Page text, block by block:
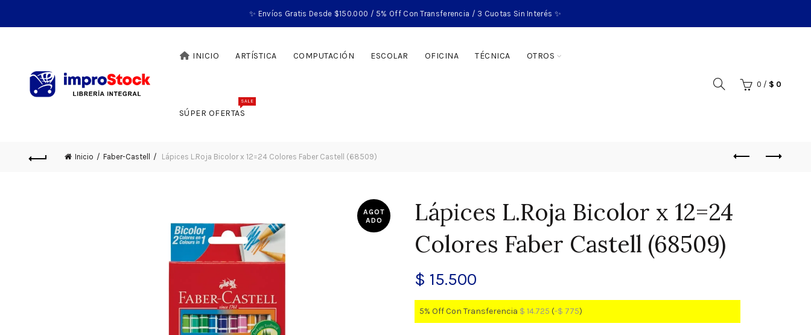
✨ Envíos Gratis Desde $150.000 / 5% Off Con Transferencia / 3 Cuotas Sin Interés ✨
INICIO ARTÍSTICA COMPUTACIÓN ESCOLAR OFICINA TÉCNICA OTROS
SÚPER OFERTAS
SALE
0 / $ 0
Inicio Faber-Castell Lápices L.Roja Bicolor x 12=24 Colores Faber Castell (68509)
AGOT
ADO
Lápices L.Roja Bicolor x 12=24
Colores Faber Castell (68509)
$ 15.500
5% Off Con Transferencia $ 14.725 (-$ 775)